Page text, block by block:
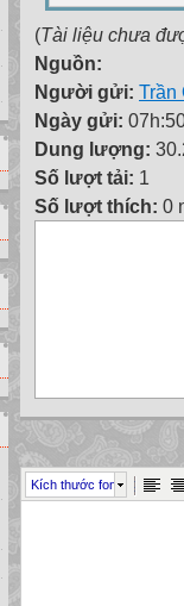
(Tài liệu chưa
Nguồn:
Người gửi: Trần
Ngày gửi:
Dung lượng:
Số lượt tải: 1
Số lượt thích: 0
Kích thước font